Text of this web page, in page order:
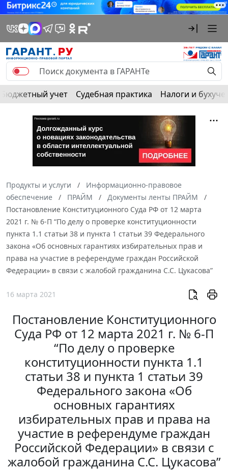
Бюджетный учет Судебная практика Налоги и
Продукты и услуги
Информационно-правовое
обеспечение
ПРАЙМ
Документы ленты ПРАЙМ
Постановление Конституционного Суда РФ от 12 марта
2021 г. № 6-П “По делу о проверке конституционности
пункта 1.1 статьи 38 и пункта 1 статьи 39 Федерального
закона «Об основных гарантиях избирательных прав и
права на участие в референдуме граждан Российской
Федерации» в связи с жалобой гражданина С.С. Цукасова”
16 марта 2021
Постановление Конституционного
Суда РФ от 12 марта 2021 г. № 6-П
“По делу о проверке
конституционности пункта 1.1
статьи 38 и пункта 1 статьи 39
Федерального закона «Об
основных гарантиях
избирательных прав и права на
участие в референдуме граждан
Российской Федерации» в связи с
жалобой гражданина С.С. Цукасова”